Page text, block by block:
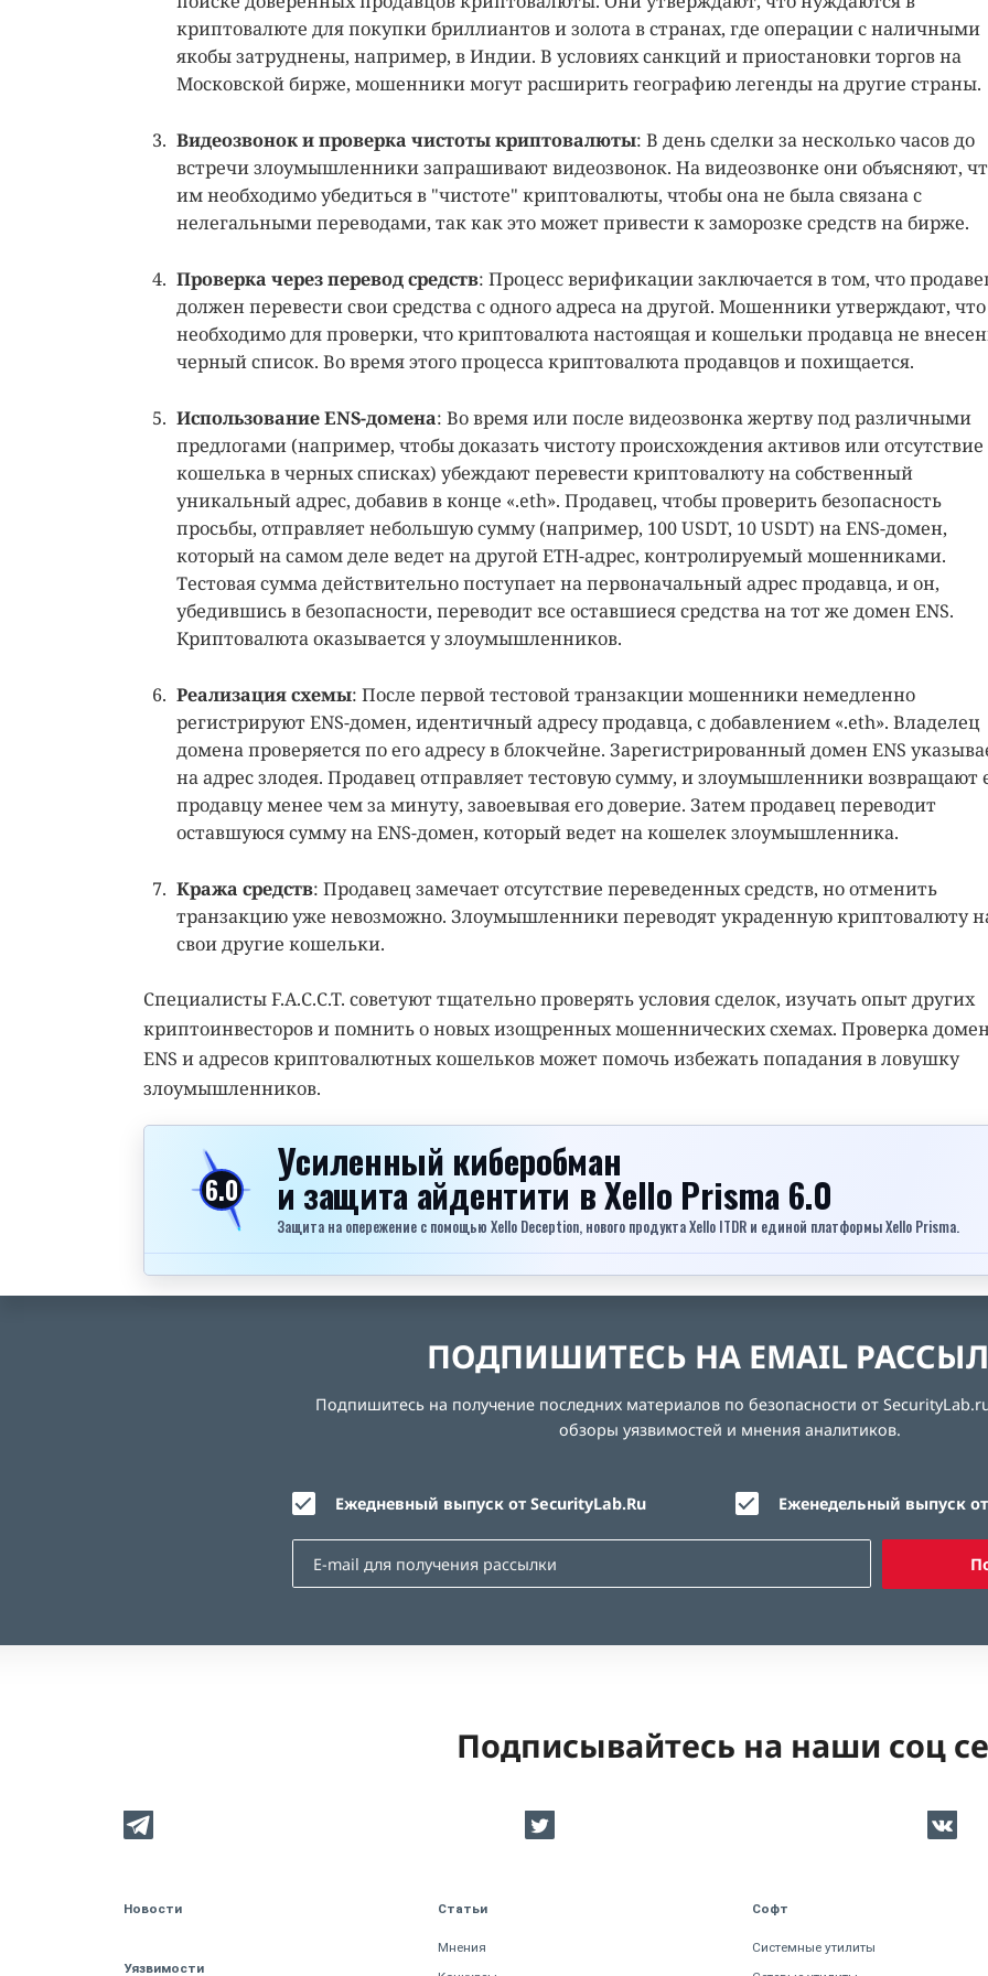
криптовалюте для покупки бриллиантов и золота в странах, где операции с наличными
якобы затруднены, например, в Индии. В условиях санкций и приостановки торгов на
Московской бирже, мошенники могут расширить географию легенды на другие страны.
Видеозвонок и проверка чистоты криптовалюты: В день сделки за несколько часов до
встречи злоумышленники запрашивают видеозвонок. На видеозвонке они объясняют,
им необходимо убедиться в "чистоте" криптовалюты, чтобы она не была связана с
нелегальными переводами, так как это может привести к заморозке средств на бирже.
Проверка через перевод средств: Процесс верификации заключается в том, что
должен перевести свои средства с одного адреса на другой. Мошенники утверждают, что
необходимо для проверки, что криптовалюта настоящая и кошельки продавца не
черный список. Во время этого процесса криптовалюта продавцов и похищается.
Использование ENS-домена: Во время или после видеозвонка жертву под различными
предлогами (например, чтобы доказать чистоту происхождения активов или отсутствие
кошелька в черных списках) убеждают перевести криптовалюту на собственный
уникальный адрес, добавив в конце «.eth». Продавец, чтобы проверить безопасность
просьбы, отправляет небольшую сумму (например, 100 USDT, 10 USDT) на ENS-домен,
который на самом деле ведет на другой ETH-адрес, контролируемый мошенниками.
Тестовая сумма действительно поступает на первоначальный адрес продавца, и он,
убедившись в безопасности, переводит все оставшиеся средства на тот же домен ENS.
Криптовалюта оказывается у злоумышленников.
Реализация схемы: После первой тестовой транзакции мошенники немедленно
регистрируют ENS-домен, идентичный адресу продавца, с добавлением «.eth». Владелец
домена проверяется по его адресу в блокчейне. Зарегистрированный домен ENS
на адрес злодея. Продавец отправляет тестовую сумму, и злоумышленники возвращают
продавцу менее чем за минуту, завоевывая его доверие. Затем продавец переводит
оставшуюся сумму на ENS-домен, который ведет на кошелек злоумышленника.
Кража средств: Продавец замечает отсутствие переведенных средств, но отменить
транзакцию уже невозможно. Злоумышленники переводят украденную криптовалюту
свои другие кошельки.
Специалисты F.A.C.C.T. советуют тщательно проверять условия сделок, изучать опыт других
криптоинвесторов и помнить о новых изощренных мошеннических схемах. Проверка
ENS и адресов криптовалютных кошельков может помочь избежать попадания в ловушку
злоумышленников.
6.0
Усиленный киберобман
и защита айдентити в Xello Prisma 6.0
Защита на опережение с помощью Xello Deception, нового продукта Xello ITDR и единой платформы Xello Prisma.
ПОДПИШИТЕСЬ НА EMAIL
Подпишитесь на получение последних материалов по безопасности от
обзоры уязвимостей и мнения аналитиков.
Ежедневный выпуск от SecurityLab.Ru Еженедельный выпуск
Подписывайтесь на наши соц
Новости
Уязвимости
Статьи
Мнения
Софт
Системные утилиты